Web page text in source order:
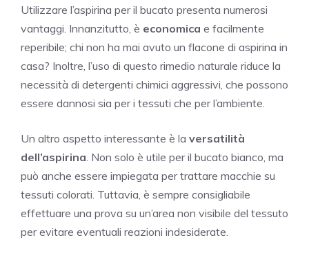
Utilizzare l’aspirina per il bucato presenta numerosi
vantaggi. Innanzitutto, è economica e facilmente
reperibile; chi non ha mai avuto un flacone di aspirina in
casa? Inoltre, l’uso di questo rimedio naturale riduce la
necessità di detergenti chimici aggressivi, che possono
essere dannosi sia per i tessuti che per l’ambiente.
Un altro aspetto interessante è la versatilità
dell’aspirina . Non solo è utile per il bucato bianco, ma
può anche essere impiegata per trattare macchie su
tessuti colorati. Tuttavia, è sempre consigliabile
effettuare una prova su un’area non visibile del tessuto
per evitare eventuali reazioni indesiderate.